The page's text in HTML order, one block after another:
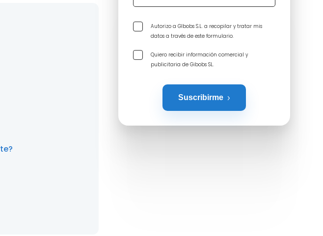
Autorizo a GIbobs S.L. a recopilar y tratar mis
datos a través de este formulario.
Quiero recibir información comercial y
publicitaria de Gibobs SL.
Suscribirme